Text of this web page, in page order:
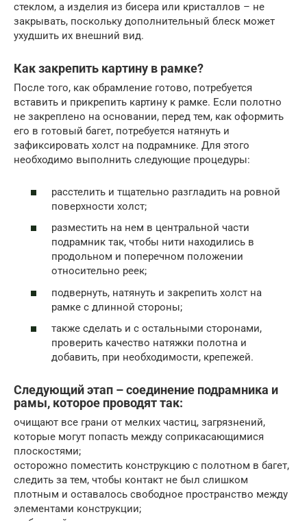
стеклом, а изделия из бисера или кристаллов – не
закрывать, поскольку дополнительный блеск может
ухудшить их внешний вид.
Как закрепить картину в рамке?
После того, как обрамление готово, потребуется
вставить и прикрепить картину к рамке. Если полотно
не закреплено на основании, перед тем, как оформить
его в готовый багет, потребуется натянуть и
зафиксировать холст на подрамнике. Для этого
необходимо выполнить следующие процедуры:
расстелить и тщательно разгладить на ровной
поверхности холст;
разместить на нем в центральной части
подрамник так, чтобы нити находились в
продольном и поперечном положении
относительно реек;
подвернуть, натянуть и закрепить холст на
рамке с длинной стороны;
также сделать и с остальными сторонами,
проверить качество натяжки полотна и
добавить, при необходимости, крепежей.
Следующий этап – соединение подрамника и
рамы, которое проводят так:
очищают все грани от мелких частиц, загрязнений,
которые могут попасть между соприкасающимися
плоскостями;
осторожно поместить конструкцию с полотном в багет,
следить за тем, чтобы контакт не был слишком
плотным и оставалось свободное пространство между
элементами конструкции;